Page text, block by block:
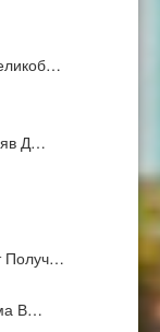
Д…
Получ…
В…